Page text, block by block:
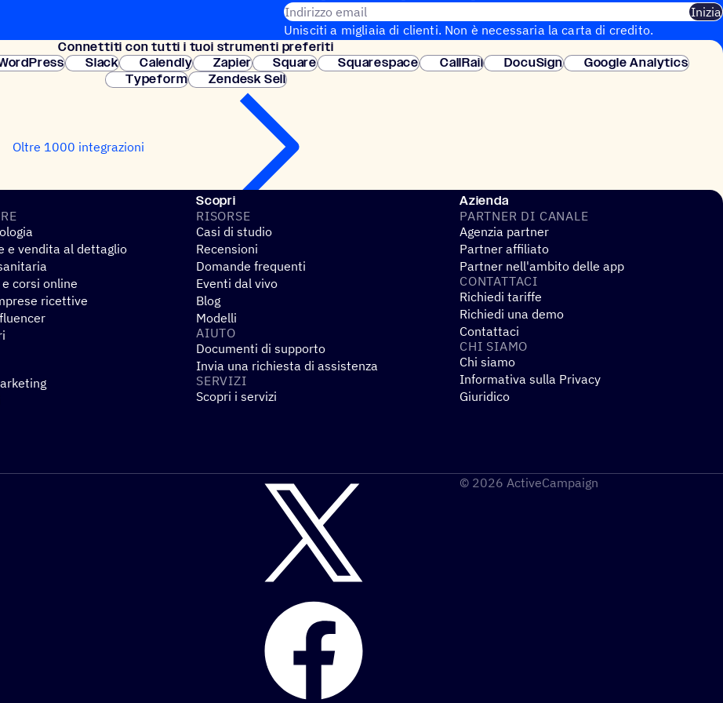
Indirizzo email
Inizia
Unisciti a migliaia di clienti. Non è necessaria la carta di credito.
Configurazione istantanea.
Connet­titi con tutti i tuoi strumenti preferiti
Slack Calendly Zapier Square Squarespace CallRail DocuSign
Google Analytics
Typeform
Zendesk Sell
Oltre 1000 integrazioni
e vendita al dettaglio
corsi online
ricettive
Scopri
RISORSE
Casi di studio
Recensioni
Domande frequenti
Eventi dal vivo
Blog
Modelli
AIUTO
Documenti di supporto
Invia una richiesta di assistenza
SERVIZI
Scopri i servizi
Azienda
PARTNER DI CANALE
Agenzia partner
Partner affiliato
Partner nell'ambito delle app
CONTAT­TACI
Richiedi tariffe
Richiedi una demo
Contattaci
CHI SIAMO
Chi siamo
Informativa sulla Privacy
Giuridico
© 2026 ActiveCampaign